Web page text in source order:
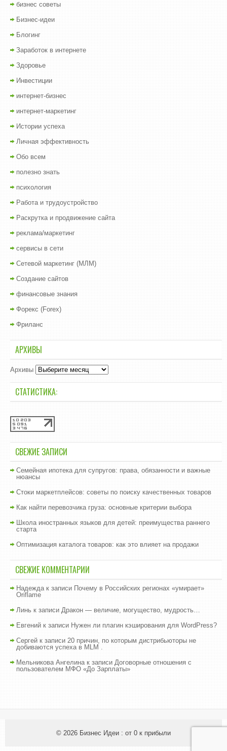
бизнес советы
Бизнес-идеи
Блогинг
Заработок в интернете
Здоровье
Инвестиции
интернет-бизнес
интернет-маркетинг
Истории успеха
Личная эффективность
Обо всем
полезно знать
психология
Работа и трудоустройство
Раскрутка и продвижение сайта
реклама/маркетинг
сервисы в сети
Сетевой маркетинг (МЛМ)
Создание сайтов
финансовые знания
Форекс (Forex)
Фриланс
АРХИВЫ
Архивы
СТАТИСТИКА:
СВЕЖИЕ ЗАПИСИ
Семейная ипотека для супругов: права, обязанности и важные
нюансы
Стоки маркетплейсов: советы по поиску качественных товаров
Как найти перевозчика груза: основные критерии выбора
Школа иностранных языков для детей: преимущества раннего
старта
Оптимизация каталога товаров: как это влияет на продажи
СВЕЖИЕ КОММЕНТАРИИ
Надеждак записи Почему в Российских регионах «умирает»
Oriflame
Линь к записи Дракон — величие, могущество, мудрость…
Евгений к записи Нужен ли плагин кэширования для WordPress?
Сергей к записи 20 причин, по которым дистрибьюторы не
добиваются успеха в MLM .
Мельникова Ангелинак записи Договорные отношения с
пользователем МФО «До Зарплаты»
© 2026 Бизнес Идеи : от 0 к прибыли